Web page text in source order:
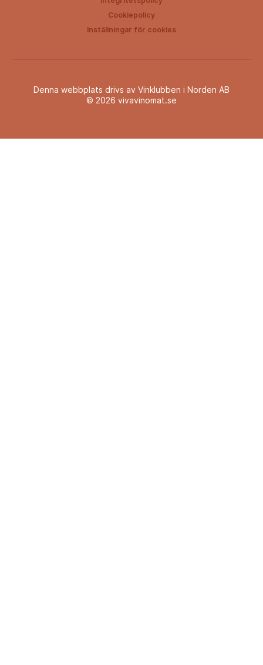
Cookiepolicy
Inställningar för cookies
Denna webbplats drivs av Vinklubben i Norden AB
© 2026 vivavinomat.se